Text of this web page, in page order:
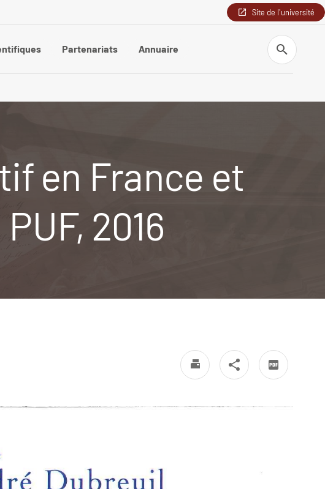
Site de l'université
Partenariats Annuaire
Recherche
en France et
2016